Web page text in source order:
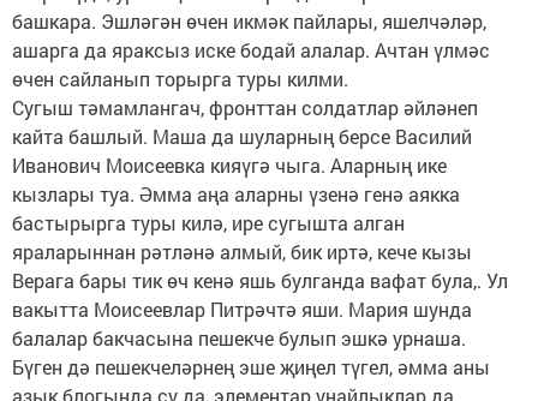
башкара. Эшләгән өчен икмәк пайлары, яшелчәләр,
ашарга да яраксыз иске бодай алалар. Ачтан үлмәс
өчен сайланып торырга туры килми.
Сугыш тәмамлангач, фронттан солдатлар әйләнеп
кайта башлый. Маша да шуларның берсе Василий
Иванович Моисеевка кияүгә чыга. Аларның ике
кызлары туа. Әмма аңа аларны үзенә генә аякка
бастырырга туры килә, ире сугышта алган
яраларыннан рәтләнә алмый, бик иртә, кече кызы
Верага бары тик өч кенә яшь булганда вафат була,. Ул
вакытта Моисеевлар Питрәчтә яши. Мария шунда
балалар бакчасына пешекче булып эшкә урнаша.
Бүген дә пешекчеләрнең эше җиңел түгел, әмма аны